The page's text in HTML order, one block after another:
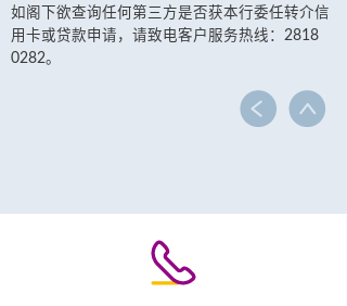
如阁下欲查询任何第三方是否获本行委任转介信
用卡或贷款申请，请致电客户服务热线：2818
0282。